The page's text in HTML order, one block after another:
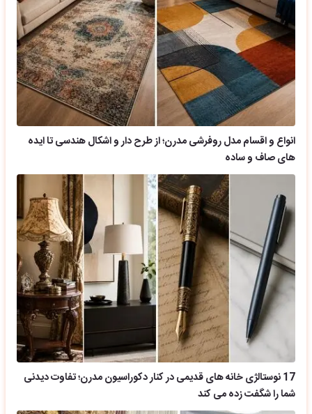
انواع و اقسام مدل روفرشی مدرن؛ از طرح دار و اشکال هندسی تا ایده
های صاف و ساده
17 نوستالژی خانه های قدیمی در کنار دکوراسیون مدرن؛ تفاوت دیدنی
شما را شگفت زده می کند